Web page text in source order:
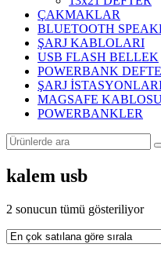
ÇAKMAKLAR
BLUETOOTH
ŞARJ KABLOLARI
USB FLASH BELLEK
POWERBANK
ŞARJ
MAGSAFE
POWERBANKLER
kalem usb
2 sonucun tümü gösteriliyor